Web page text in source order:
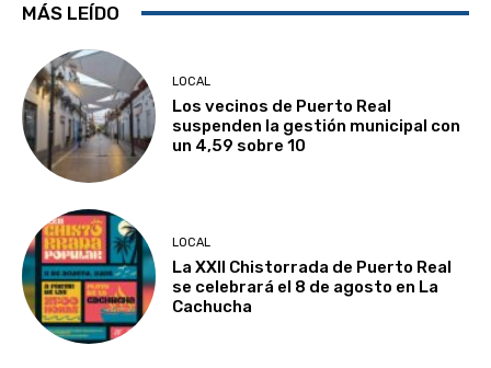
MÁS LEÍDO
LOCAL
Los vecinos de Puerto Real
suspenden la gestión municipal con
un 4,59 sobre 10
LOCAL
La XXII Chistorrada de Puerto Real
se celebrará el 8 de agosto en La
Cachucha